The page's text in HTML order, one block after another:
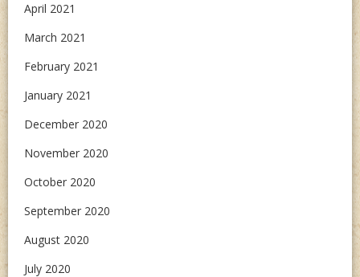
April 2021
March 2021
February 2021
January 2021
December 2020
November 2020
October 2020
September 2020
August 2020
July 2020